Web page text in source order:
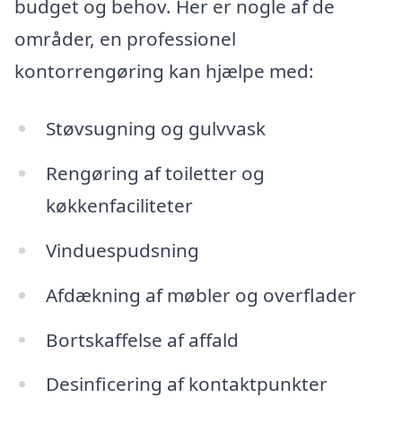
budget og behov. Her er nogle af de
områder, en professionel
kontorrengøring kan hjælpe med:
Støvsugning og gulvvask
Rengøring af toiletter og
køkkenfaciliteter
Vinduespudsning
Afdækning af møbler og overflader
Bortskaffelse af affald
Desinficering af kontaktpunkter